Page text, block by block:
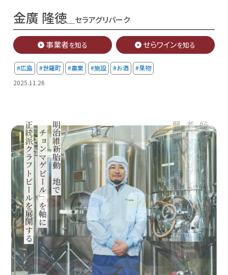
金廣 隆徳 ＿セラアグリパーク
事業者を知る せらワインを知る
#広島 #世羅町 #農業 #施設 #お酒
#果物
2025.11.26
明治維新胎動の地で
「チョンマゲビール」を軸に
正統派クラフトビールを展開する 好みの味がきっと見つかる！
老舗マイクロブルワリーが手掛ける
個性あふれる四種の「チョンマゲビール」